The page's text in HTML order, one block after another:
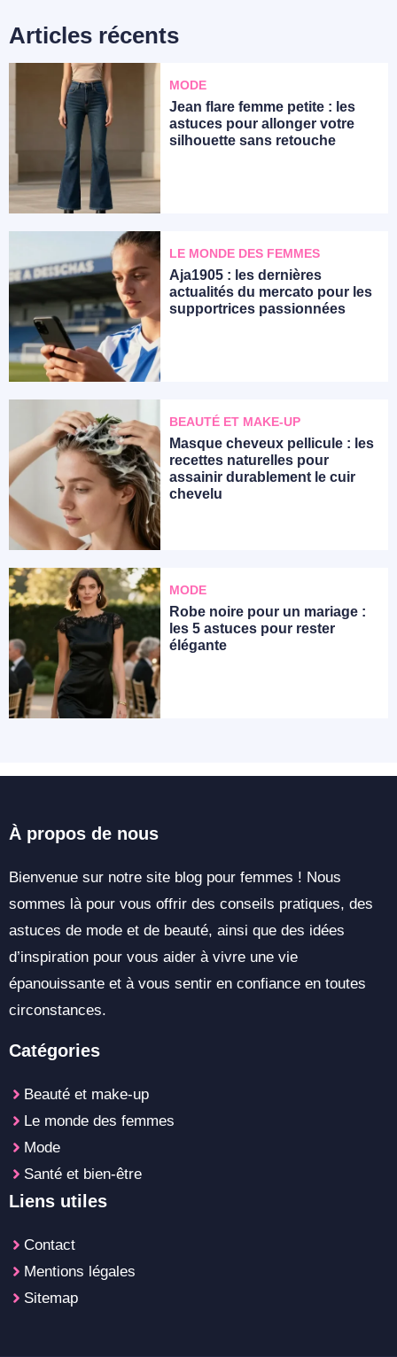
Articles récents
MODE
Jean flare femme petite : les
astuces pour allonger votre
silhouette sans retouche
LE MONDE DES FEMMES
Aja1905 : les dernières
actualités du mercato pour les
supportrices passionnées
BEAUTÉ ET MAKE-UP
Masque cheveux pellicule : les
recettes naturelles pour
assainir durablement le cuir
chevelu
MODE
Robe noire pour un mariage :
les 5 astuces pour rester
élégante
À propos de nous
Bienvenue sur notre site blog pour femmes ! Nous
sommes là pour vous offrir des conseils pratiques, des
astuces de mode et de beauté, ainsi que des idées
d’inspiration pour vous aider à vivre une vie
épanouissante et à vous sentir en confiance en toutes
circonstances.
Catégories
Beauté et make-up
Le monde des femmes
Mode
Santé et bien-être
Liens utiles
Contact
Mentions légales
Sitemap